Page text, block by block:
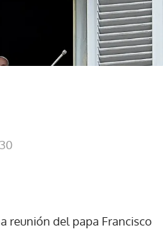
reunión del papa Francisco